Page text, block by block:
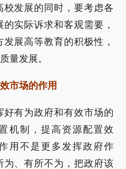
发展的同时，要考虑各
实际诉求和客观需要，
展高等教育的积极性，
量发展。
市场的作用
有为政府和有效市场的
机制，提高资源配置效
用不是更多发挥政府作
为、有所不为，把政府该